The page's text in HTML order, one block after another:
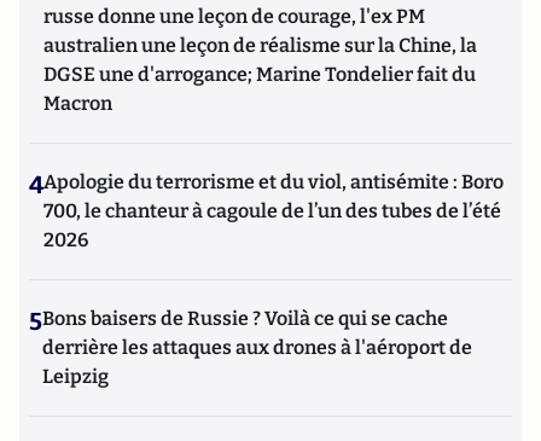
russe donne une leçon de courage, l'ex PM
australien une leçon de réalisme sur la Chine, la
DGSE une d'arrogance; Marine Tondelier fait du
Macron
4Apologie du terrorisme et du viol, antisémite : Boro
700, le chanteur à cagoule de l’un des tubes de l’été
2026
5Bons baisers de Russie ? Voilà ce qui se cache
derrière les attaques aux drones à l'aéroport de
Leipzig